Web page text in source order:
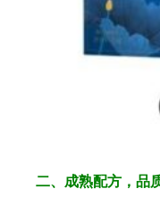
二、成熟配方，品